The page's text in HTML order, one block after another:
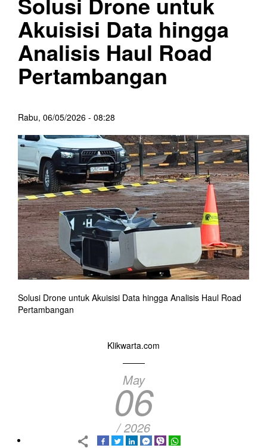
Akuisisi Data hingga
Analisis Haul Road
Pertambangan
Rabu, 06/05/2026 - 08:28
Solusi Drone untuk Akuisisi Data hingga Analisis Haul Road
Pertambangan
Klikwarta.com
May
06
/ 2026